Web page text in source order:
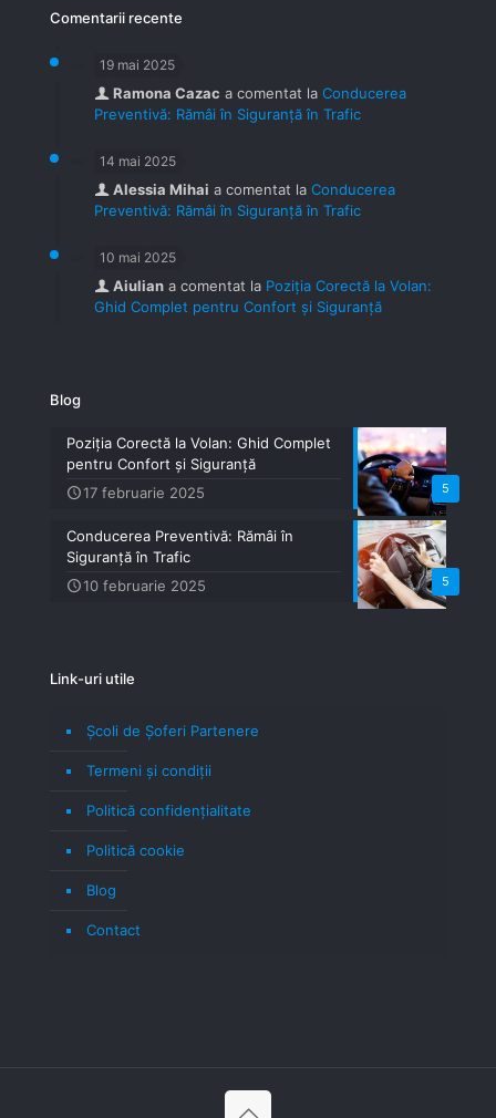
Comentarii recente
19 mai 2025
Ramona Cazac a comentat la Conducerea
Preventivă: Rămâi în Siguranță în Trafic
14 mai 2025
Alessia Mihai a comentat la Conducerea
Preventivă: Rămâi în Siguranță în Trafic
10 mai 2025
Aiulian a comentat la Poziția Corectă la Volan:
Ghid Complet pentru Confort și Siguranță
Blog
5
Poziția Corectă la Volan: Ghid Complet
pentru Confort și Siguranță
17 februarie 2025
5
Conducerea Preventivă: Rămâi în
Siguranță în Trafic
10 februarie 2025
Link-uri utile
Școli de Șoferi Partenere
Termeni şi condiţii
Politică confidenţialitate
Politică cookie
Blog
Contact